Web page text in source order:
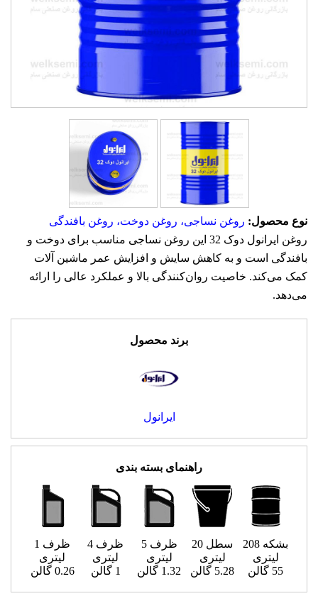
نوع محصول: روغن نساجی، روغن دوخت، روغن بافندگی
روغن ایرانول دوک 32 این روغن نساجی مناسب برای دوخت و
بافندگی است و به کاهش سایش و افزایش عمر ماشین آلات
کمک می‌کند. خاصیت روان‌کنندگی بالا و عملکرد عالی را ارائه
می‌دهد.
برند محصول
ایرانول
راهنمای بسته بندی
بشکه 208
لیتری
55 گالن
سطل 20
لیتری
5.28 گالن
ظرف 5
لیتری
1.32 گالن
ظرف 4
لیتری
1 گالن
ظرف 1
لیتری
0.26 گالن